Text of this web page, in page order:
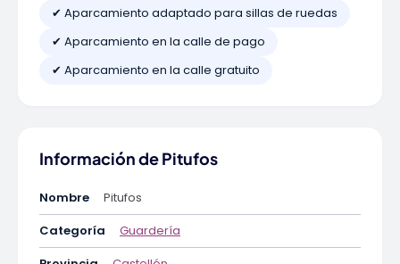
✔ Aparcamiento adaptado para sillas de ruedas
✔ Aparcamiento en la calle de pago
✔ Aparcamiento en la calle gratuito
Información de Pitufos
Nombre
Pitufos
Categoría
Guardería